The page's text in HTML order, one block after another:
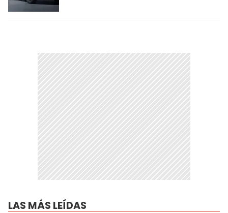
LAS MÁS LEÍDAS